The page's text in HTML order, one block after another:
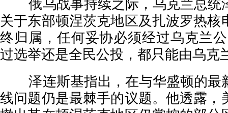
俄乌战事持续之际，乌克兰总统
关于东部顿涅茨克地区及扎波罗热核
终归属，任何妥协必须经过乌克兰
过选举还是全民公投，都只能由乌克
泽连斯基指出，在与华盛顿的最
线问题仍是最棘手的议题。他透露，